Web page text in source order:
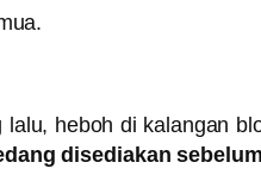
lalu, heboh di kalangan
disediakan